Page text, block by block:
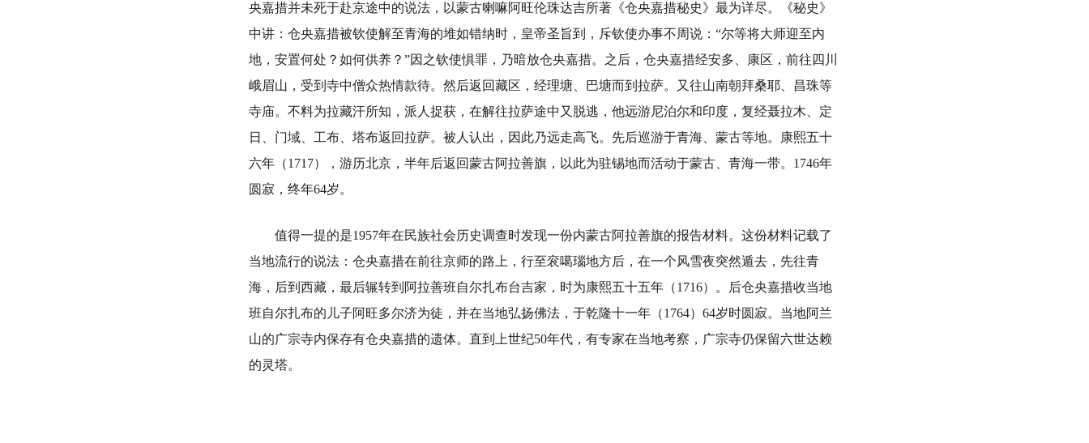
央嘉措并未死于赴京途中的说法，以蒙古喇嘛阿旺伦珠达吉所著《仓央嘉措秘史》最为详尽。《秘史》
中讲：仓央嘉措被钦使解至青海的堆如错纳时，皇帝圣旨到，斥钦使办事不周说：“尔等将大师迎至内
地，安置何处？如何供养？”因之钦使惧罪，乃暗放仓央嘉措。之后，仓央嘉措经安多、康区，前往四川
峨眉山，受到寺中僧众热情款待。然后返回藏区，经理塘、巴塘而到拉萨。又往山南朝拜桑耶、昌珠等
寺庙。不料为拉藏汗所知，派人捉获，在解往拉萨途中又脱逃，他远游尼泊尔和印度，复经聂拉木、定
日、门域、工布、塔布返回拉萨。被人认出，因此乃远走高飞。先后巡游于青海、蒙古等地。康熙五十
六年（1717），游历北京，半年后返回蒙古阿拉善旗，以此为驻锡地而活动于蒙古、青海一带。1746年
圆寂，终年64岁。
值得一提的是1957年在民族社会历史调查时发现一份内蒙古阿拉善旗的报告材料。这份材料记载了
当地流行的说法：仓央嘉措在前往京师的路上，行至衮噶瑙地方后，在一个风雪夜突然遁去，先往青
海，后到西藏，最后辗转到阿拉善班自尔扎布台吉家，时为康熙五十五年（1716）。后仓央嘉措收当地
班自尔扎布的儿子阿旺多尔济为徒，并在当地弘扬佛法，于乾隆十一年（1764）64岁时圆寂。当地阿兰
山的广宗寺内保存有仓央嘉措的遗体。直到上世纪50年代，有专家在当地考察，广宗寺仍保留六世达赖
的灵塔。